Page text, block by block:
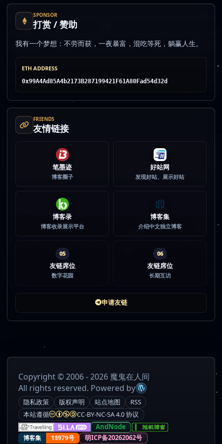
SPONSOR
打赏 / 赞助
我有一个梦想：不劳而获，一夜暴富，混吃等死，躺赢人生。
ETH ADDRESS
0x99A4Ad85A4b2173B287199421F61A80Fad54d32d
FRIENDS
友情链接
笔墨迹
博客圈子
好站网
发现好站、展示好站
博客录
博客收录展示平台
博客集
介绍中文独立博客
05
友链席位
数字花园
06
友链席位
长期互访
申请友链
Copyright © 2006 - 2026 魔鬼在人间
All rights reserved. Powered by
隐私政策 版权声明 站点地图
RSS
本站遵循
CC-BY-NC-SA 4.0 协议
AndNode
博客集 18979号 萌ICP备20262062号